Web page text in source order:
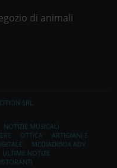
di animali
SRL
NOTIZIE MUSICALI
OTTICA
ARTIGIANI E
MEDIADIBOX ADV
ULTIME NOTIZE